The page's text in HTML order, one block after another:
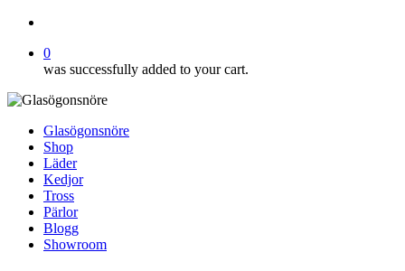
0
was successfully added to your cart.
Glasögonsnöre
Shop
Läder
Kedjor
Tross
Pärlor
Blogg
Showroom